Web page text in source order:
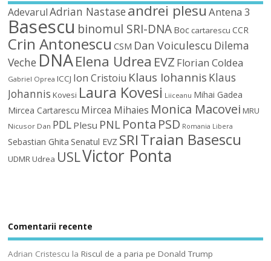
Adevarul Adrian Nastaseandrei plesuAntena 3
Basescu binomul SRI-DNA Boc cartarescu CCR
Crin Antonescu CSM Dan Voiculescu Dilema
Veche DNAElena Udrea EVZ Florian Coldea
Gabriel Oprea ICCJ Ion Cristoiu Klaus Iohannis Klaus
Johannis Kovesi Laura Kovesi Liiceanu Mihai Gadea
Mircea Cartarescu Mircea Mihaies Monica Macovei MRU
Nicusor Dan PDL Plesu PNL Ponta PSD Romania Libera
Sebastian Ghita Senatul EVZ SRITraian Basescu
UDMRUdrea USLVictor Ponta
Comentarii recente
Adrian Cristescu laRiscul de a paria pe Donald Trump